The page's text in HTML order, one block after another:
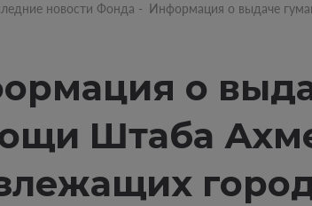
новости Фонда - Информация о выдаче
о
Штаба